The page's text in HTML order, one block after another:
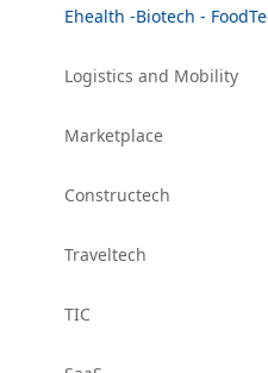
Ehealth -Biotech -
Logistics and Mobility
Marketplace
Constructech
Traveltech
TIC